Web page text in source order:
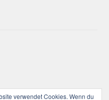
verwendet Cookies. Wenn du